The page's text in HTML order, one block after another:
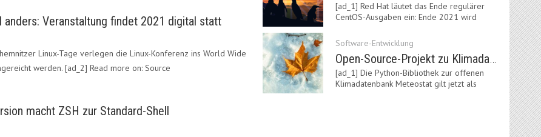
anders: Veranstaltung findet 2021 digital statt
Linux-Tage verlegen die Linux-Konferenz ins World Wide
werden. [ad_2] Read more on: Source
macht ZSH zur Standard-Shell
[ad_1] Red Hat läutet das Ende regulärer
CentOS-Ausgaben ein: Ende 2021 wird
Software-Entwicklung
Open-Source-Projekt zu Klimadaten: Meteostat Python Library 1.0 erschienen
[ad_1] Die Python-Bibliothek zur offenen
Klimadatenbank Meteostat gilt jetzt als